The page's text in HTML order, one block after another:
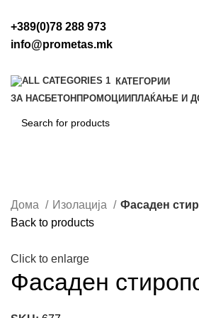
+389(0)78 288 973
info@prometas.mk
КАТЕГОРИИ
ЗА НАСБЕТОН ПРОМОЦИИ ПЛАЌАЊЕ И
Дома Изолација
Фасаден
Back to products
Click to enlarge
Фасаден